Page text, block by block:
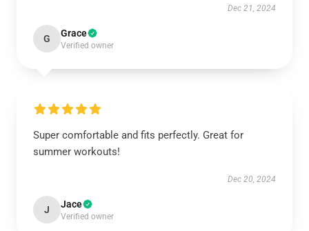
Dec 21, 2024
G Grace
Verified owner
Super comfortable and fits perfectly. Great for
summer workouts!
Dec 20, 2024
J Jace
Verified owner